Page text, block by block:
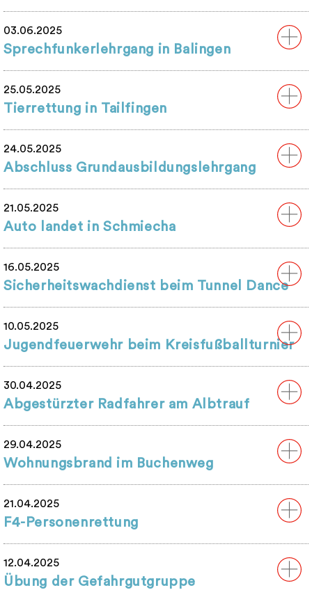
03.06.2025
Sprechfunkerlehrgang in Balingen
25.05.2025
Tierrettung in Tailfingen
24.05.2025
Abschluss Grundausbildungslehrgang
21.05.2025
Auto landet in Schmiecha
16.05.2025
Sicherheitswachdienst beim Tunnel Dance
10.05.2025
Jugendfeuerwehr beim Kreisfußballturnier
30.04.2025
Abgestürzter Radfahrer am Albtrauf
29.04.2025
Wohnungsbrand im Buchenweg
21.04.2025
F4-Personenrettung
12.04.2025
Übung der Gefahrgutgruppe